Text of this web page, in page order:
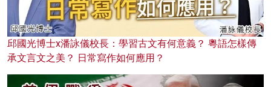
邱國光博士x潘詠儀校長：學習古文有何意義？ 粵語怎樣傳
承文言文之美？ 日常寫作如何應用？